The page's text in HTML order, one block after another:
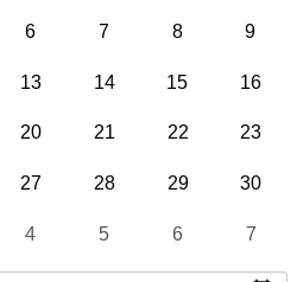
6 7 8 9
13 14 15 16
20 21 22 23
27 28 29 30
4 5 6 7